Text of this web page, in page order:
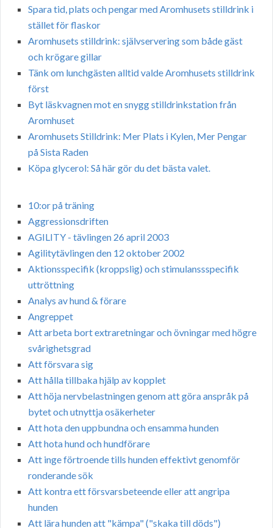
Spara tid, plats och pengar med Aromhusets stilldrink i
stället för flaskor
Aromhusets stilldrink: självservering som både gäst
och krögare gillar
Tänk om lunchgästen alltid valde Aromhusets stilldrink
först
Byt läskvagnen mot en snygg stilldrinkstation från
Aromhuset
Aromhusets Stilldrink: Mer Plats i Kylen, Mer Pengar
på Sista Raden
Köpa glycerol: Så här gör du det bästa valet.
10:or på träning
Aggressionsdriften
AGILITY - tävlingen 26 april 2003
Agilitytävlingen den 12 oktober 2002
Aktionsspecifik (kroppslig) och stimulanssspecifik
uttröttning
Analys av hund & förare
Angreppet
Att arbeta bort extraretningar och övningar med högre
svårighetsgrad
Att försvara sig
Att hålla tillbaka hjälp av kopplet
Att höja nervbelastningen genom att göra anspråk på
bytet och utnyttja osäkerheter
Att hota den uppbundna och ensamma hunden
Att hota hund och hundförare
Att inge förtroende tills hunden effektivt genomför
ronderande sök
Att kontra ett försvarsbeteende eller att angripa
hunden
Att lära hunden att "kämpa" ("skaka till döds")